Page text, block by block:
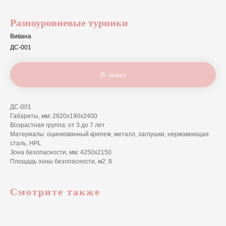
Разноуровневые турники
Вивана
ДС-001
В заказ
ДС-001
Габариты, мм: 2820х190х2400
Возрастная группа: от 3 до 7 лет
Материалы: оцинкованный крепеж, металл, заглушки, нержавеющая
сталь, HPL
Зона безопасности, мм: 4250x2150
Площадь зоны безопасности, м2: 8
Смотрите также